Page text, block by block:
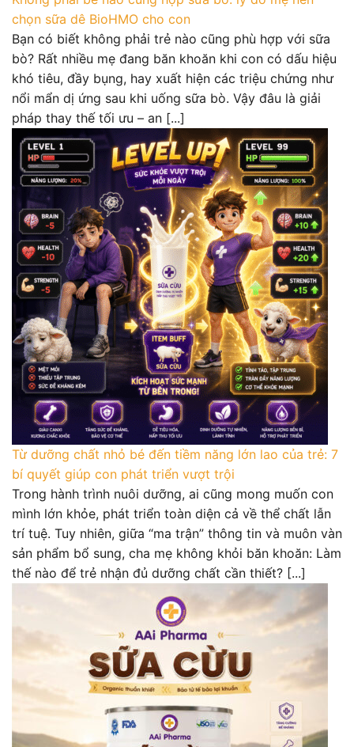
chọn sữa dê BioHMO cho con
Bạn có biết không phải trẻ nào cũng phù hợp với sữa
bò? Rất nhiều mẹ đang băn khoăn khi con có dấu hiệu
khó tiêu, đầy bụng, hay xuất hiện các triệu chứng như
nổi mẩn dị ứng sau khi uống sữa bò. Vậy đâu là giải
pháp thay thế tối ưu – an [...]
Từ dưỡng chất nhỏ bé đến tiềm năng lớn lao của trẻ: 7
bí quyết giúp con phát triển vượt trội
Trong hành trình nuôi dưỡng, ai cũng mong muốn con
mình lớn khỏe, phát triển toàn diện cả về thể chất lẫn
trí tuệ. Tuy nhiên, giữa “ma trận” thông tin và muôn vàn
sản phẩm bổ sung, cha mẹ không khỏi băn khoăn: Làm
thế nào để trẻ nhận đủ dưỡng chất cần thiết? [...]